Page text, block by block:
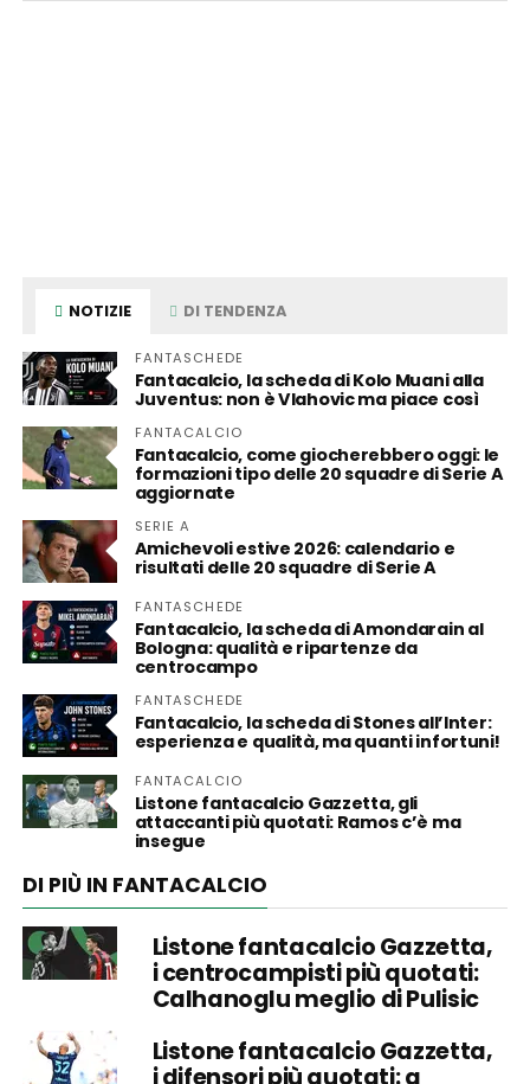
NOTIZIE DI TENDENZA
FANTASCHEDE
Fantacalcio, la scheda di Kolo Muani alla
Juventus: non è Vlahovic ma piace così
FANTACALCIO
Fantacalcio, come giocherebbero oggi: le
formazioni tipo delle 20 squadre di Serie A
aggiornate
SERIE A
Amichevoli estive 2026: calendario e
risultati delle 20 squadre di Serie A
FANTASCHEDE
Fantacalcio, la scheda di Amondarain al
Bologna: qualità e ripartenze da
centrocampo
FANTASCHEDE
Fantacalcio, la scheda di Stones all’Inter:
esperienza e qualità, ma quanti infortuni!
FANTACALCIO
Listone fantacalcio Gazzetta, gli
attaccanti più quotati: Ramos c’è ma
insegue
DI PIÙ IN FANTACALCIO
Listone fantacalcio Gazzetta,
i centrocampisti più quotati:
Calhanoglu meglio di Pulisic
Listone fantacalcio Gazzetta,
i difensori più quotati: a